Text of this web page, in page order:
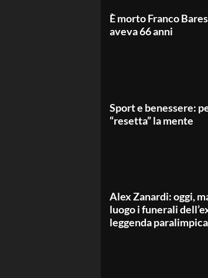
È morto Franco
aveva 66 anni
Sport e benessere:
“resetta” la mente
Alex Zanardi: oggi,
luogo i funerali
leggenda paralimpica